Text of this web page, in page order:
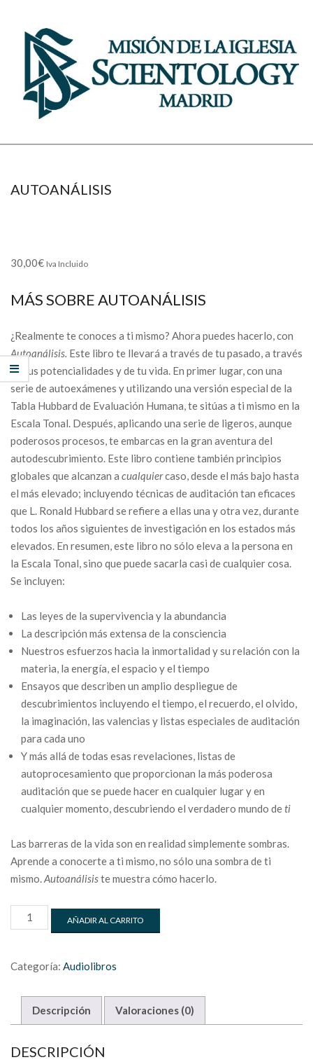
content
MISIÓN
SCIENTOLOGY
MenuAUTOANÁLISIS
30,00€ Iva Incluido
MÁS SOBRE AUTOANÁLISIS
¿Realmente te conoces a ti mismo? Ahora puedes hacerlo, con
Autoanálisis. Este libro te llevará a través de tu pasado, a través
de tus potencialidades y de tu vida. En primer lugar, con una
serie de autoexámenes y utilizando una versión especial de la
Tabla Hubbard de Evaluación Humana, te sitúas a ti mismo en la
Escala Tonal. Después, aplicando una serie de ligeros, aunque
poderosos procesos, te embarcas en la gran aventura del
autodescubrimiento. Este libro contiene también principios
globales que alcanzan a cualquiercaso, desde el más bajo hasta
el más elevado; incluyendo técnicas de auditación tan eficaces
que L. Ronald Hubbard se refiere a ellas una y otra vez, durante
todos los años siguientes de investigación en los estados más
elevados. En resumen, este libro no sólo eleva a la persona en
la Escala Tonal, sino que puede sacarla casi de cualquier cosa.
Se incluyen:
Las leyes de la supervivencia y la abundancia
La descripción más extensa de la consciencia
Nuestros esfuerzos hacia la inmortalidad y su relación con la
materia, la energía, el espacio y el tiempo
Ensayos que describen un amplio despliegue de
descubrimientos incluyendo el tiempo, el recuerdo, el olvido,
la imaginación, las valencias y listas especiales de auditación
para cada uno
Y más allá de todas esas revelaciones, listas de
autoprocesamiento que proporcionan la más poderosa
auditación que se puede hacer en cualquier lugar y en
cualquier momento, descubriendo el verdadero mundo deti
Las barreras de la vida son en realidad simplemente sombras.
Aprende a conocerte a ti mismo, no sólo una sombra de ti
mismo.Autoanálisiste muestra cómo hacerlo.
AUTOANÁLISIS
cantidad
AÑADIR AL CARRITO
Categoría: Audiolibros
Descripción Valoraciones (0)
DESCRIPCIÓN